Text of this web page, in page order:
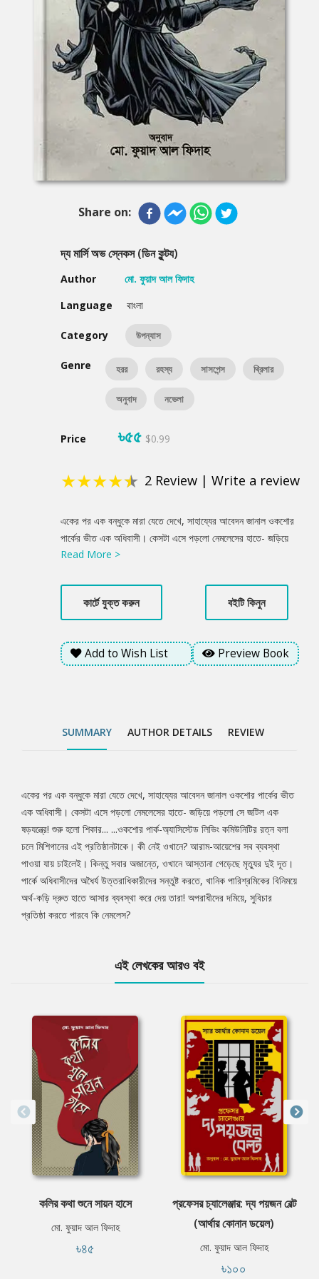
Share on:
দ্য মার্সি অভ স্নেকস (ডিন কুন্টয)
Author
মো. ফুয়াদ আল ফিদাহ
Language
বাংলা
Category উপন্যাস
Genre হরর রহস্য সাসপেন্স থ্রিলার
অনুবাদ নভেলা
Price ৳৫৫ $0.99
★★★★★ 2 Review | Write a review
Summery
একের পর এক বন্ধুকে মারা যেতে দেখে, সাহায্যের আবেদন জানাল ওকশোর
পার্কের ভীত এক অধিবাসী। কেসটা এসে পড়লো নেমলেসের হাতে- জড়িয়ে
পড়লো সে জটিল এক ষড়যন্ত্রে! শুরু হলো শিকার... ...ওকশোর পার্ক-অ্যাসিস্টেড
ওখানে? আরাম-আয়েশের সব ব্যবস্থা পাওয়া যায় চাইলেই। কিন্তু সবার
অজান্তে, ওখানে আস্তানা গেড়েছে মৃত্যুর দুই দূত। পার্কে অধিবাসীদের অধৈর্য
উত্তরাধিকারীদের সন্তুষ্ট করতে, খানিক পারিশ্রমিকের বিনিময়ে অর্থ-কড়ি দ্রুত
হাতে আসার ব্যবস্থা করে দেয় তারা! অপরাধীদের দমিয়ে, সুবিচার প্রতিষ্ঠা
করতে পারবে কি নেমলেস?
Read More >
কার্টে যুক্ত করুন বইটি কিনুন
Add to Wish List Preview Book
SUMMARY AUTHOR DETAILS REVIEW
Tab
Article
একের পর এক বন্ধুকে মারা যেতে দেখে, সাহায্যের আবেদন জানাল ওকশোর পার্কের ভীত
এক অধিবাসী। কেসটা এসে পড়লো নেমলেসের হাতে- জড়িয়ে পড়লো সে জটিল এক
ষড়যন্ত্রে! শুরু হলো শিকার... ...ওকশোর পার্ক-অ্যাসিস্টেড লিভিং কমিউনিটির রত্ন বলা
চলে মিশিগানের এই প্রতিষ্ঠানটাকে। কী নেই ওখানে? আরাম-আয়েশের সব ব্যবস্থা
পাওয়া যায় চাইলেই। কিন্তু সবার অজান্তে, ওখানে আস্তানা গেড়েছে মৃত্যুর দুই দূত।
পার্কে অধিবাসীদের অধৈর্য উত্তরাধিকারীদের সন্তুষ্ট করতে, খানিক পারিশ্রমিকের বিনিময়ে
অর্থ-কড়ি দ্রুত হাতে আসার ব্যবস্থা করে দেয় তারা! অপরাধীদের দমিয়ে, সুবিচার
প্রতিষ্ঠা করতে পারবে কি নেমলেস?
এই লেখকের আরও বই
কলির কথা শুনে সায়ন হাসে
মো. ফুয়াদ আল ফিদাহ
৳৪৫
প্রফেসর চ্যালেঞ্জার: দ্য পয়জন বেল্ট
(আর্থার কোনান ডয়েল)
মো. ফুয়াদ আল ফিদাহ
৳১০০